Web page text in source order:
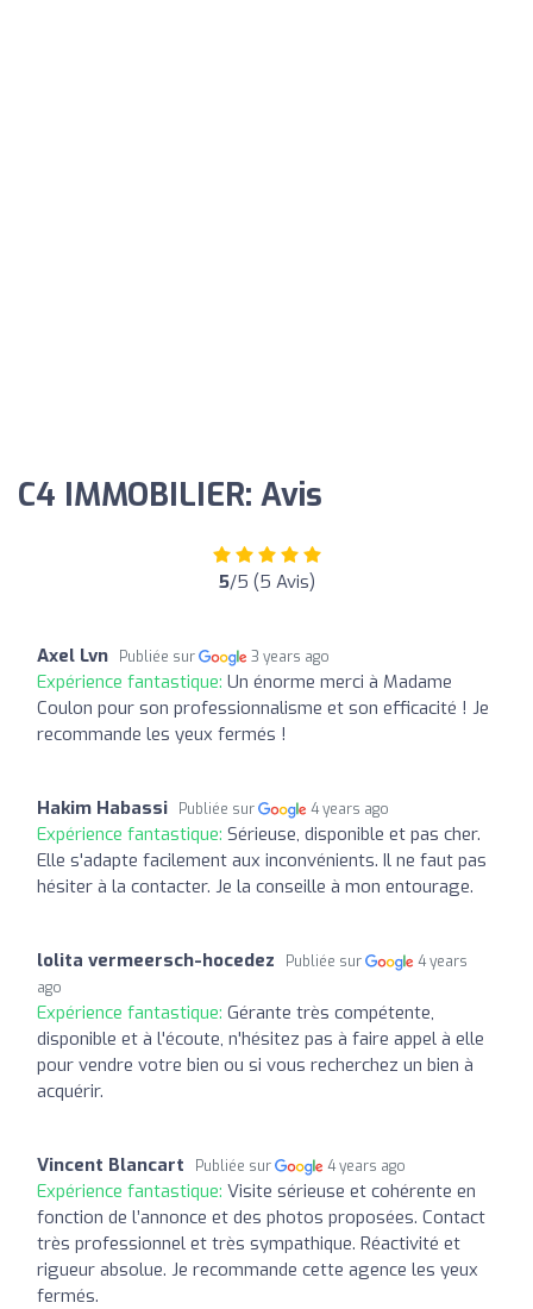
C4 IMMOBILIER: Avis
5/5 (5 Avis)
Axel Lvn Publiée sur 3 years ago
Expérience fantastique: Un énorme merci à Madame
Coulon pour son professionnalisme et son efficacité ! Je
recommande les yeux fermés !
Hakim Habassi Publiée sur 4 years ago
Expérience fantastique: Sérieuse, disponible et pas cher.
Elle s'adapte facilement aux inconvénients. Il ne faut pas
hésiter à la contacter. Je la conseille à mon entourage.
lolita vermeersch-hocedez Publiée sur
4 years
ago
Expérience fantastique: Gérante très compétente,
disponible et à l'écoute, n'hésitez pas à faire appel à elle
pour vendre votre bien ou si vous recherchez un bien à
acquérir.
Vincent Blancart Publiée sur 4 years ago
Expérience fantastique: Visite sérieuse et cohérente en
fonction de l’annonce et des photos proposées. Contact
très professionnel et très sympathique. Réactivité et
rigueur absolue. Je recommande cette agence les yeux
fermés.